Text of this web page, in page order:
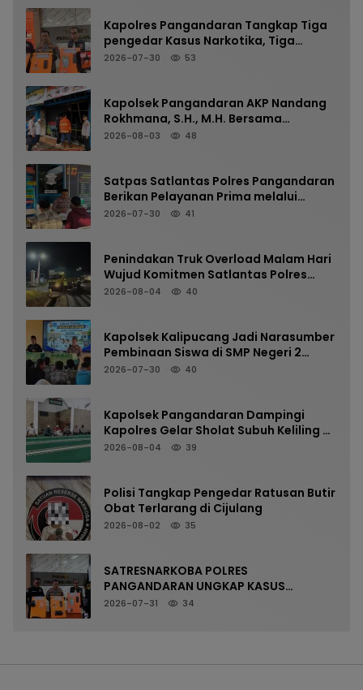
Kapolres Pangandaran Tangkap Tiga
pengedar Kasus Narkotika, Tiga
Tersangka Diamankan dengan Barang
2026-07-30 53
Kapolsek Pangandaran AKP Nandang
Rokhmana, S.H., M.H. Bersama
Anggota Cek TKP Kebakaran Ruko
2026-08-03 48
Satpas Satlantas Polres Pangandaran
Berikan Pelayanan Prima melalui
Verifikasi Berkas Pemohon SIM Secara
2026-07-30 41
Penindakan Truk Overload Malam Hari
Wujud Komitmen Satlantas Polres
Pangandaran Menjaga Keselamatan
2026-08-04 40
Kapolsek Kalipucang Jadi Narasumber
Pembinaan Siswa di SMP Negeri 2
Kalipucang, Edukasi Bahaya Kenakalan
2026-07-30 40
Kapolsek Pangandaran Dampingi
Kapolres Gelar Sholat Subuh Keliling di
Masjid Jami Al-Furqon, Pererat
2026-08-04 39
Polisi Tangkap Pengedar Ratusan Butir
Obat Terlarang di Cijulang
2026-08-02 35
SATRESNARKOBA POLRES
PANGANDARAN UNGKAP KASUS
NARKOTIKA MELALUI PRESS RELEASE
2026-07-31 34